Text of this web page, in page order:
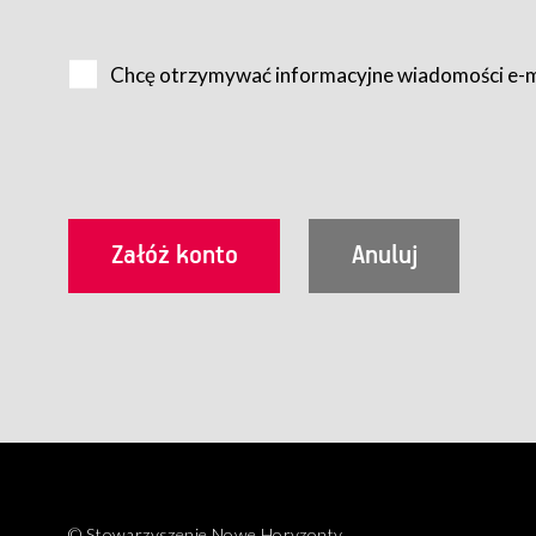
Usługobiorca przed rozpoczęciem korzystania z
utrwalenie i wydrukowanie.
§ 3
Korzystanie ze wszystkich aplikacji Serwisu może być
Chcę otrzymywać informacyjne wiadomości e-